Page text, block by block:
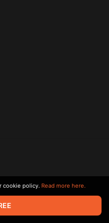
reserved. All trademarks
owners.
cookie policy. Read more here.